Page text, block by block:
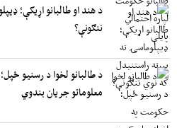
د هند او طالبانو اړیکې؛
ننګونې؟
د طالبانو لخوا د رسنیو
معلوماتو جریان بندوي